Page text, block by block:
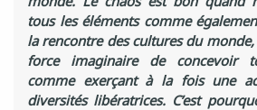
tous les éléments comme
la rencontre des cultures du
force imaginaire de concevoir
comme exerçant à la fois une
diversités libératrices. C’est